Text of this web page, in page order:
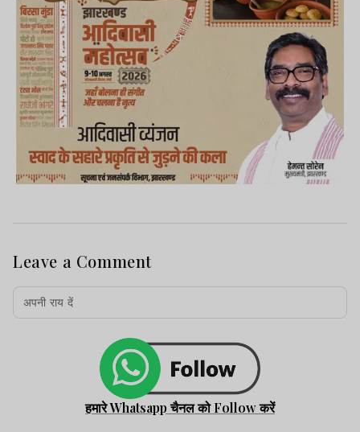
Leave a Comment
हमारे Whatsapp चैनल को Follow करें